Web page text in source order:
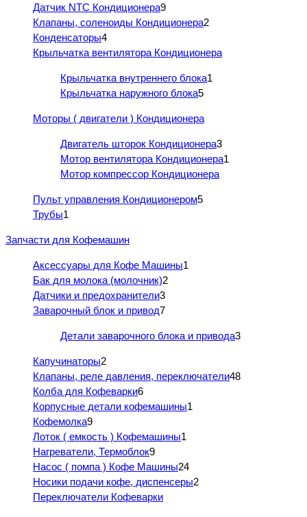
Датчик NTC Кондиционера9
Клапаны, соленоиды Кондиционера2
Конденсаторы4
Крыльчатка вентилятора Кондиционера
Крыльчатка внутреннего блока1
Крыльчатка наружного блока5
Моторы ( двигатели ) Кондиционера
Двигатель шторок Кондиционера3
Мотор вентилятора Кондиционера1
Мотор компрессор Кондиционера
Пульт управления Кондиционером5
Трубы1
Запчасти для Кофемашин
Аксессуары для Кофе Машины1
Бак для молока (молочник)2
Датчики и предохранители3
Заварочный блок и привод7
Детали заварочного блока и привода3
Капучинаторы2
Клапаны, реле давления, переключатели48
Колба для Кофеварки6
Корпусные детали кофемашины1
Кофемолка9
Лоток ( емкость ) Кофемашины1
Нагреватели, Термоблок9
Насос ( помпа ) Кофе Машины24
Носики подачи кофе, диспенсеры2
Переключатели Кофеварки